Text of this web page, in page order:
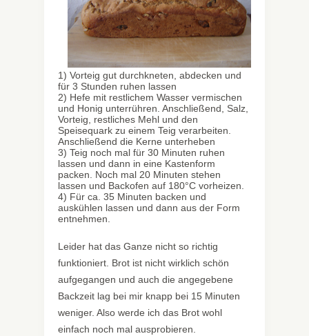
1) Vorteig gut durchkneten, abdecken und
für 3 Stunden ruhen lassen
2) Hefe mit restlichem Wasser vermischen
und Honig unterrühren. Anschließend, Salz,
Vorteig, restliches Mehl und den
Speisequark zu einem Teig verarbeiten.
Anschließend die Kerne unterheben
3) Teig noch mal für 30 Minuten ruhen
lassen und dann in eine Kastenform
packen. Noch mal 20 Minuten stehen
lassen und Backofen auf 180°C vorheizen.
4) Für ca. 35 Minuten backen und
auskühlen lassen und dann aus der Form
entnehmen.
Leider hat das Ganze nicht so richtig
funktioniert. Brot ist nicht wirklich schön
aufgegangen und auch die angegebene
Backzeit lag bei mir knapp bei 15 Minuten
weniger. Also werde ich das Brot wohl
einfach noch mal ausprobieren.